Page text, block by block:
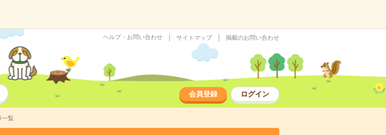
ヘルプ・お問い合わせ サイトマップ 掲載のお問い合わせ
会員登録 ログイン
一覧